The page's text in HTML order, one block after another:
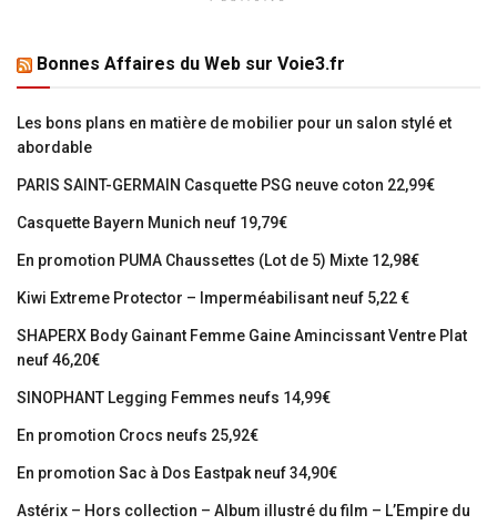
Bonnes Affaires du Web sur Voie3.fr
Les bons plans en matière de mobilier pour un salon stylé et
abordable
PARIS SAINT-GERMAIN Casquette PSG neuve coton 22,99€
Casquette Bayern Munich neuf 19,79€
En promotion PUMA Chaussettes (Lot de 5) Mixte 12,98€
Kiwi Extreme Protector – Imperméabilisant neuf 5,22 €
SHAPERX Body Gainant Femme Gaine Amincissant Ventre Plat
neuf 46,20€
SINOPHANT Legging Femmes neufs 14,99€
En promotion Crocs neufs 25,92€
En promotion Sac à Dos Eastpak neuf 34,90€
Astérix – Hors collection – Album illustré du film – L’Empire du